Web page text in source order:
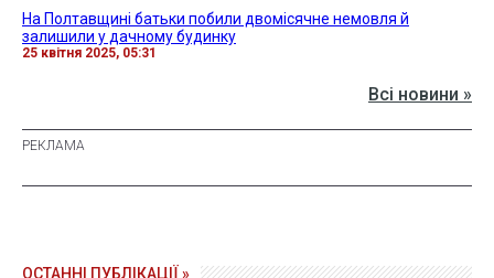
На Полтавщині батьки побили двомісячне немовля й
залишили у дачному будинку
25 квітня 2025, 05:31
Всі новини »
ОСТАННІ ПУБЛІКАЦІЇ »